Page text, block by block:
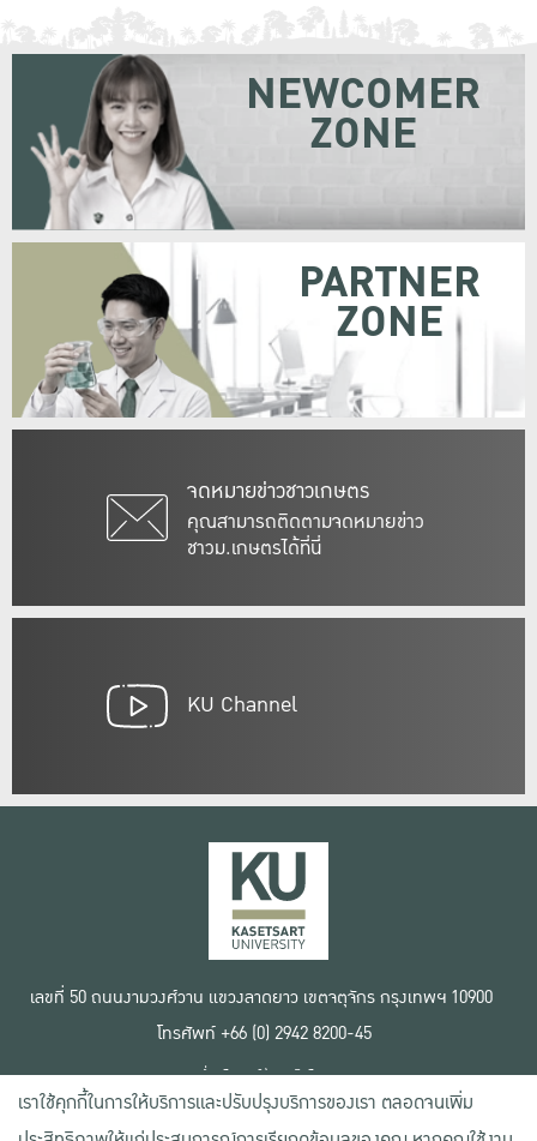
จดหมายข่าวชาวเกษตร
คุณสามารถติดตามจดหมายข่าว
ชาวม.เกษตรได้ที่นี่
NEWCOMER
ZONE
PARTNER
ZONE
KU Channel
เลขที่ 50 ถนนงามวงศ์วาน แขวงลาดยาว เขตจตุจักร กรุงเทพฯ 10900
โทรศัพท์ +66 (0) 2942 8200-45
เงื่อนไขการใช้งานเว็บไซต์
ข้อตกลงด้านสิทธิ์ใช้งาน
นโยบายความเป็นส่วนตัว
เราใช้คุกกี้ในการให้บริการและปรับปรุงบริการของเรา ตลอดจนเพิ่ม